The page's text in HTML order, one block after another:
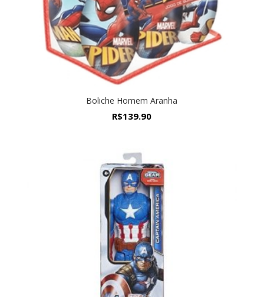
Boliche Homem Aranha
R$139.90